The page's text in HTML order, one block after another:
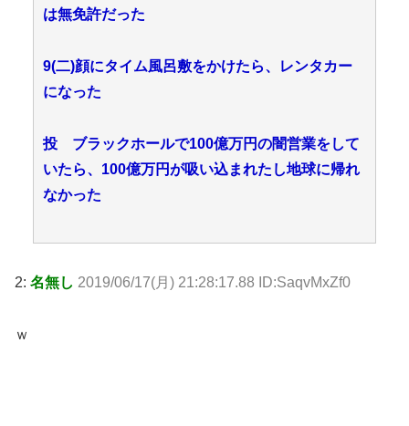
は無免許だった
9(二)顔にタイム風呂敷をかけたら、レンタカー
になった
投 ブラックホールで100億万円の闇営業をして
いたら、100億万円が吸い込まれたし地球に帰れ
なかった
2: 名無し 2019/06/17(月) 21:28:17.88 ID:SaqvMxZf0
ｗ